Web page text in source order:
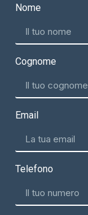
Nome
Cognome
Email
Telefono